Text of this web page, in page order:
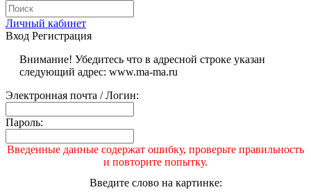
Личный кабинет
Вход Регистрация
Внимание! Убедитесь что в адресной строке указан
следующий адрес: www.ma-ma.ru
Электронная почта / Логин:
Пароль:
Введенные данные содержат ошибку, проверьте правильность
и повторите попытку.
Введите слово на картинке: